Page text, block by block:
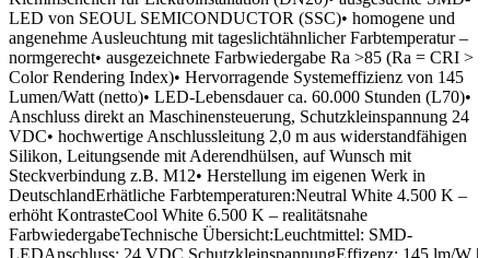
LED von SEOUL SEMICONDUCTOR (SSC)• homogene und
angenehme Ausleuchtung mit tageslichtähnlicher Farbtemperatur –
normgerecht• ausgezeichnete Farbwiedergabe Ra >85 (Ra = CRI >
Color Rendering Index)• Hervorragende Systemeffizienz von 145
Lumen/Watt (netto)• LED-Lebensdauer ca. 60.000 Stunden (L70)•
Anschluss direkt an Maschinensteuerung, Schutzkleinspannung 24
VDC• hochwertige Anschlussleitung 2,0 m aus widerstandfähigen
Silikon, Leitungsende mit Aderendhülsen, auf Wunsch mit
Steckverbindung z.B. M12• Herstellung im eigenen Werk in
DeutschlandErhätliche Farbtemperaturen:Neutral White 4.500 K –
erhöht KontrasteCool White 6.500 K – realitätsnahe
FarbwiedergabeTechnische Übersicht:Leuchtmittel: SMD-